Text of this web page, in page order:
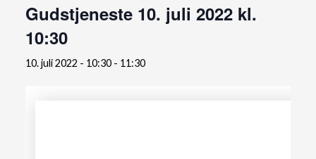
Gudstjeneste 10. juli 2022 kl.
10:30
10. juli 2022 - 10:30- 11:30